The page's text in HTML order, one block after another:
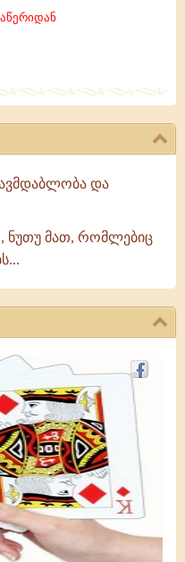
და
ნუთუ მათ, რომლებიც